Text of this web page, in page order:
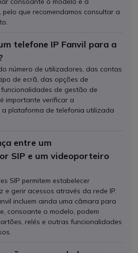
que recomendamos consultar a
telefone IP Fanvil para a
número de utilizadores, das contas
de ecrã, das opções de
de gestão de
importante verificar a
a plataforma de telefonia utilizada
entre um
SIP e um videoporteiro
SIP permitem estabelecer
e gerir acessos através da rede IP.
incluem ainda uma câmara para
consoante o modelo, podem
relés e outras funcionalidades